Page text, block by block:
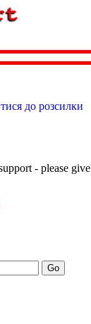
до розсилки
- please give